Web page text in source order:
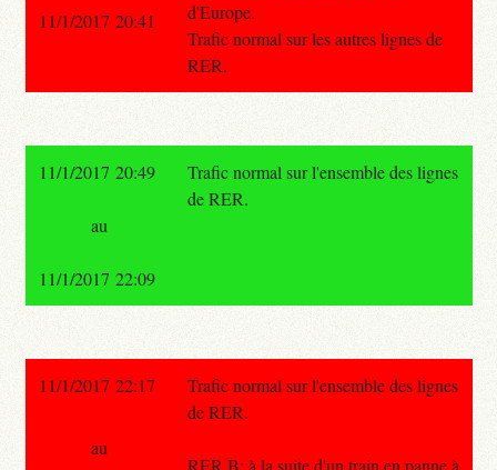
d'Europe.
Trafic normal sur les autres lignes de
RER.
11/1/2017 20:41
11/1/2017 20:49
Trafic normal sur l'ensemble des lignes
de RER.
au
11/1/2017 22:09
11/1/2017 22:17
Trafic normal sur l'ensemble des lignes
de RER.
RER B: à la suite d'un train en panne à
au